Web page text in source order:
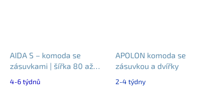
AIDA S – komoda se
zásuvkami | šířka 80 až
4-6 týdnů
APOLON komoda se
zásuvkou a dvířky
2-4 týdny